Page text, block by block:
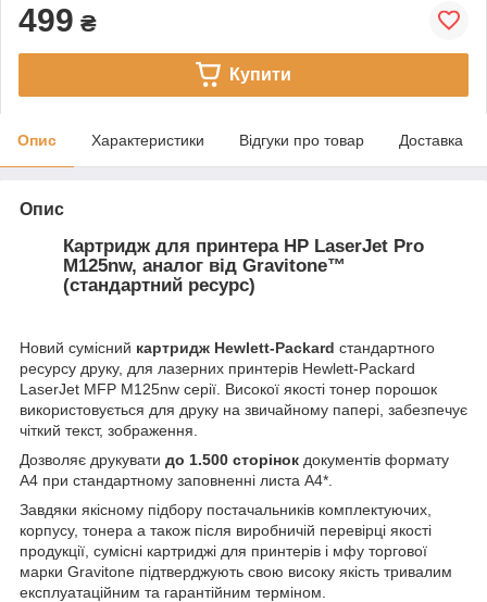
499 ₴
Купити
Опис Характеристики Відгуки про товар Доставка
Опис
Картридж для принтера HP LaserJet Pro
M125nw, аналог від Gravitone™
(стандартний ресурс)
Новий сумісний картридж Hewlett-Packard стандартного
ресурсу друку, для лазерних принтерів Hewlett-Packard
LaserJet MFP M125nw серії. Високої якості тонер порошок
використовується для друку на звичайному папері, забезпечує
чіткий текст, зображення.
Дозволяє друкувати до 1.500 сторінок документів формату
А4 при стандартному заповненні листа А4*.
Завдяки якісному підбору постачальників комплектуючих,
корпусу, тонера а також після виробничій перевірці якості
продукції, сумісні картриджі для принтерів і мфу торгової
марки Gravitone підтверджують свою високу якість тривалим
експлуатаційним та гарантійним терміном.